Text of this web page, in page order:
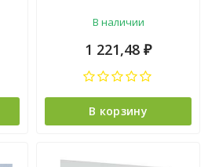
В наличии
1 221,48 ₽
В корзину